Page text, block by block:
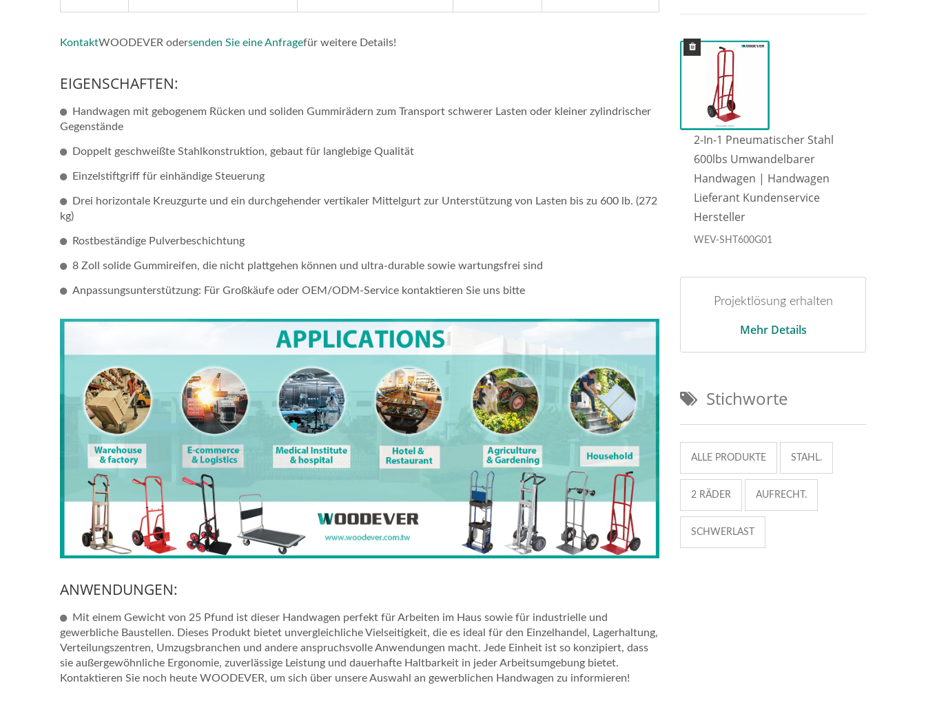
KontaktWOODEVER odersenden Sie eine Anfragefür weitere Details!
EIGENSCHAFTEN:
Handwagen mit gebogenem Rücken und soliden Gummirädern zum Transport schwerer Lasten oder kleiner zylindrischer
Gegenstände
Doppelt geschweißte Stahlkonstruktion, gebaut für langlebige Qualität
Einzelstiftgriff für einhändige Steuerung
Drei horizontale Kreuzgurte und ein durchgehender vertikaler Mittelgurt zur Unterstützung von Lasten bis zu 600 lb. (272
kg)
Rostbeständige Pulverbeschichtung
8 Zoll solide Gummireifen, die nicht plattgehen können und ultra-durable sowie wartungsfrei sind
Anpassungsunterstützung: Für Großkäufe oder OEM/ODM-Service kontaktieren Sie uns bitte
ANWENDUNGEN:
Mit einem Gewicht von 25 Pfund ist dieser Handwagen perfekt für Arbeiten im Haus sowie für industrielle und
gewerbliche Baustellen. Dieses Produkt bietet unvergleichliche Vielseitigkeit, die es ideal für den Einzelhandel, Lagerhaltung,
Verteilungszentren, Umzugsbranchen und andere anspruchsvolle Anwendungen macht. Jede Einheit ist so konzipiert, dass
sie außergewöhnliche Ergonomie, zuverlässige Leistung und dauerhafte Haltbarkeit in jeder Arbeitsumgebung bietet.
Kontaktieren Sie noch heute WOODEVER, um sich über unsere Auswahl an gewerblichen Handwagen zu informieren!
600lbs Umwandelbarer
Lieferant Kundenservice
Lieferant Kundenservice
2-In-1 Pneumatischer Stahl
600lbs Umwandelbarer
Handwagen | Handwagen
Lieferant Kundenservice
Hersteller
WEV-SHT600G01
Projektlösung erhalten
Mehr Details
Stichworte
ALLE PRODUKTE STAHL.
2 RÄDER AUFRECHT.
SCHWERLAST